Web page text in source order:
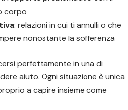
corpo
: relazioni in cui ti annulli o che
nonostante la sofferenza
perfettamente in una di
aiuto. Ogni situazione è unica
a capire insieme come